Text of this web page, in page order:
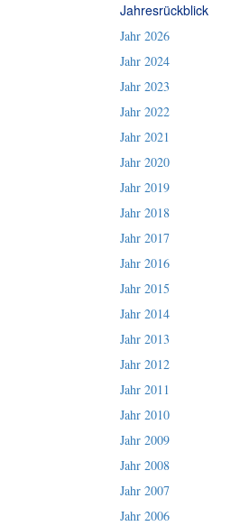
Jahresrückblick
Jahr 2026
Jahr 2024
Jahr 2023
Jahr 2022
Jahr 2021
Jahr 2020
Jahr 2019
Jahr 2018
Jahr 2017
Jahr 2016
Jahr 2015
Jahr 2014
Jahr 2013
Jahr 2012
Jahr 2011
Jahr 2010
Jahr 2009
Jahr 2008
Jahr 2007
Jahr 2006